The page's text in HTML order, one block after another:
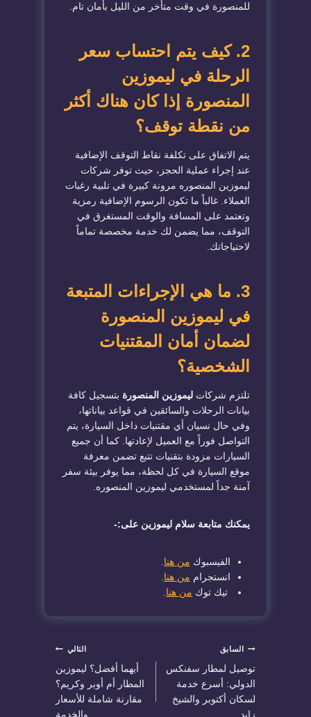
للمنصورة في وقت متأخر من الليل بأمان تام.
​2. كيف يتم احتساب سعر
الرحلة في ليموزين
المنصورة إذا كان هناك أكثر
من نقطة توقف؟
​يتم الاتفاق على تكلفة نقاط التوقف الإضافية
عند إجراء عملية الحجز، حيث توفر شركات
ليموزين المنصوره مرونة كبيرة في تلبية رغبات
العملاء. غالباً ما تكون الرسوم الإضافية رمزية
وتعتمد على المسافة والوقت المستغرق في
التوقف، مما يضمن لك خدمة مخصصة تماماً
لاحتياجاتك.
​3. ما هي الإجراءات المتبعة
في ليموزين المنصورة
لضمان أمان المقتنيات
الشخصية؟
​تلتزم شركات ليموزين المنصورة بتسجيل كافة
بيانات الرحلات والسائقين في قواعد بياناتها،
وفي حال نسيان أي مقتنيات داخل السيارة، يتم
التواصل فوراً مع العميل لإعادتها. كما أن جميع
السيارات مزودة بتقنيات تتبع تضمن معرفة
موقع السيارة في كل لحظة، مما يوفر بيئة سفر
آمنة جداً لمستخدمي ليموزين المنصوره.
يمكنك متابعة سلام ليموزين على:-
الفيسبوك من هنا.
انستجرام من هنا.
تيك توك من هنا.
تصفّح
المقالات
السابق
توصيل لمطار سفنكس
الدولي: أسرع خدمة
لسكان أكتوبر والشيخ
زايد
التالي
أيهما أفضل؟ ليموزين
المطار أم أوبر وكريم؟
مقارنة شاملة للأسعار
والخدمة